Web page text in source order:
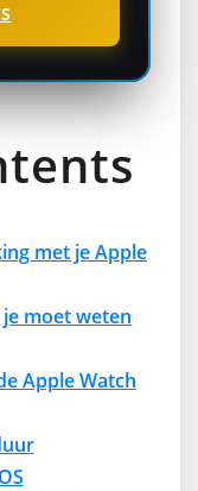
met je Apple
je moet weten
Apple Watch